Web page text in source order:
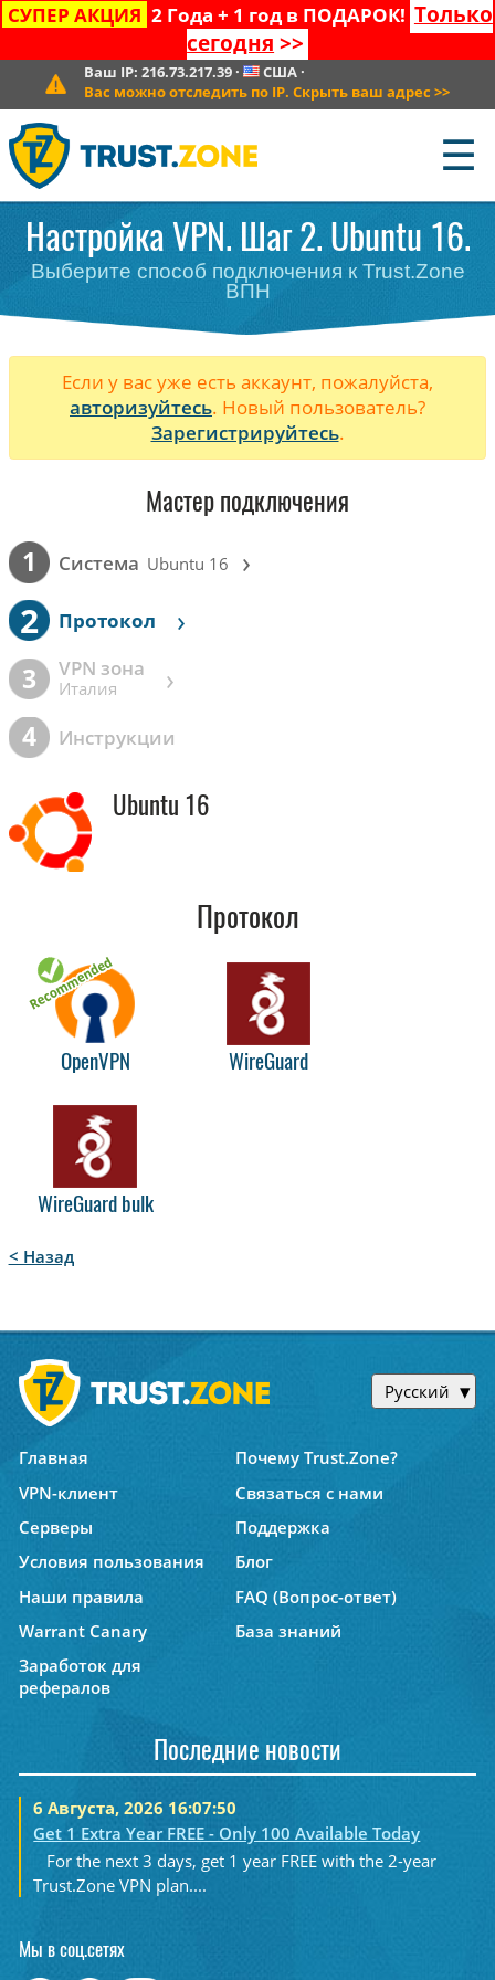
СУПЕР АКЦИЯ 2 Года + 1 год в ПОДАРОК! Только
сегодня >>
Ваш IP: 216.73.217.39· США·
Вас можно отследить по IP. Скрыть ваш адрес >>
☰
Настройка VPN. Шаг 2. Ubuntu 16.
Выберите способ подключения к Trust.Zone
ВПН
Если у вас уже есть аккаунт, пожалуйста,
авторизуйтесь. Новый пользователь?
Зарегистрируйтесь.
Мастер подключения
1 Cистема Ubuntu 16 ›
2 Протокол ›
3 VPN зона
Италия ›
4 Инструкции
Ubuntu 16
Протокол
OpenVPN WireGuard
WireGuard bulk
< Назад
Русский
Главная
Почему Trust.Zone?
VPN-клиент
Связаться с нами
Серверы
Поддержка
Условия пользования
Блог
Наши правила
FAQ (Вопрос-ответ)
Warrant Canary
База знаний
Заработок для
рефералов
Последние новости
6 Августа, 2026 16:07:50
Get 1 Extra Year FREE - Only 100 Available Today
For the next 3 days, get 1 year FREE with the 2-year
Trust.Zone VPN plan....
Мы в соц.сетях